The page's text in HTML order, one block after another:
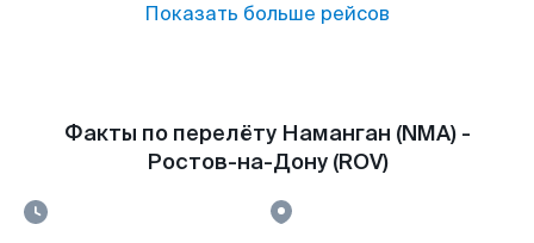
Показать больше рейсов
Факты по перелёту Наманган (NMA) -
Ростов-на-Дону (ROV)